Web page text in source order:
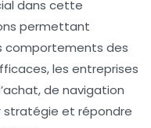
dans cette
permettant
comportements des
les entreprises
de navigation
stratégie et répondre